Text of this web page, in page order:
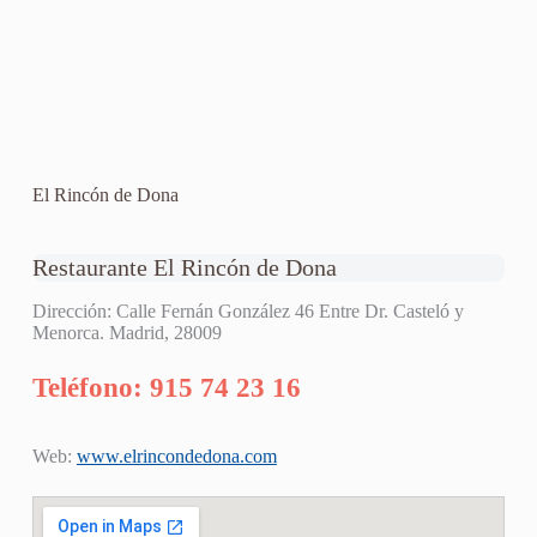
El Rincón de Dona
Restaurante El Rincón de Dona
Dirección: Calle Fernán González 46 Entre Dr. Casteló y
Menorca. Madrid, 28009
Teléfono: 915 74 23 16
Web: www.elrincondedona.com